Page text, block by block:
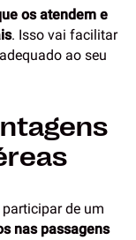
os atendem e
. Isso vai facilitar
ao seu
de um
nas passagens